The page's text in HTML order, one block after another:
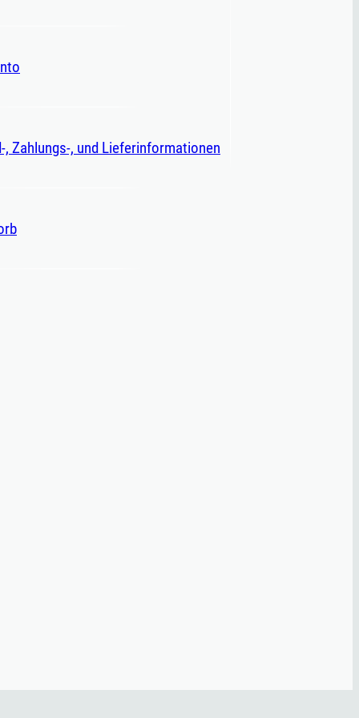
, Zahlungs-, und Lieferinformationen